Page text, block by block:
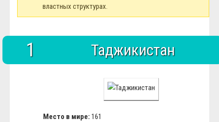
властных структурах.
1 Таджикистан
Место в мире: 161